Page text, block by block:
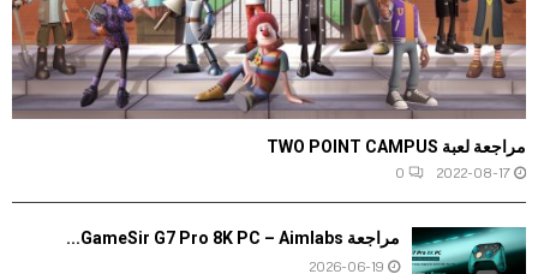
مراجعة لعبة TWO POINT CAMPUS
2022-08-17
0
مراجعة GameSir G7 Pro 8K PC – Aimlabs...
2026-06-19